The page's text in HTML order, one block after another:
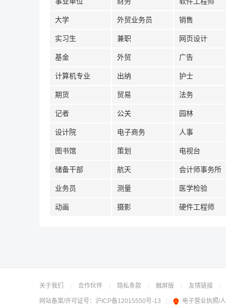
大学 外贸业务员 销售
实习生 兼职 网页设计
基金 外贸 广告
计算机专业 出纳 护士
期货 贸易 法务
记者 公关 园林
设计院 电子商务 人事
图书馆 策划 电视台
储备干部 航天 会计师事务所
业务员 测量 医学检验
动画 摄影 硬件工程师
关于我们 合作伙伴 隐私条款 触屏版 友情链接
网站备案/许可证号： 沪ICP备12015550号-13 电子营业执照/